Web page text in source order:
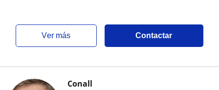
ver más Contactar
Conall